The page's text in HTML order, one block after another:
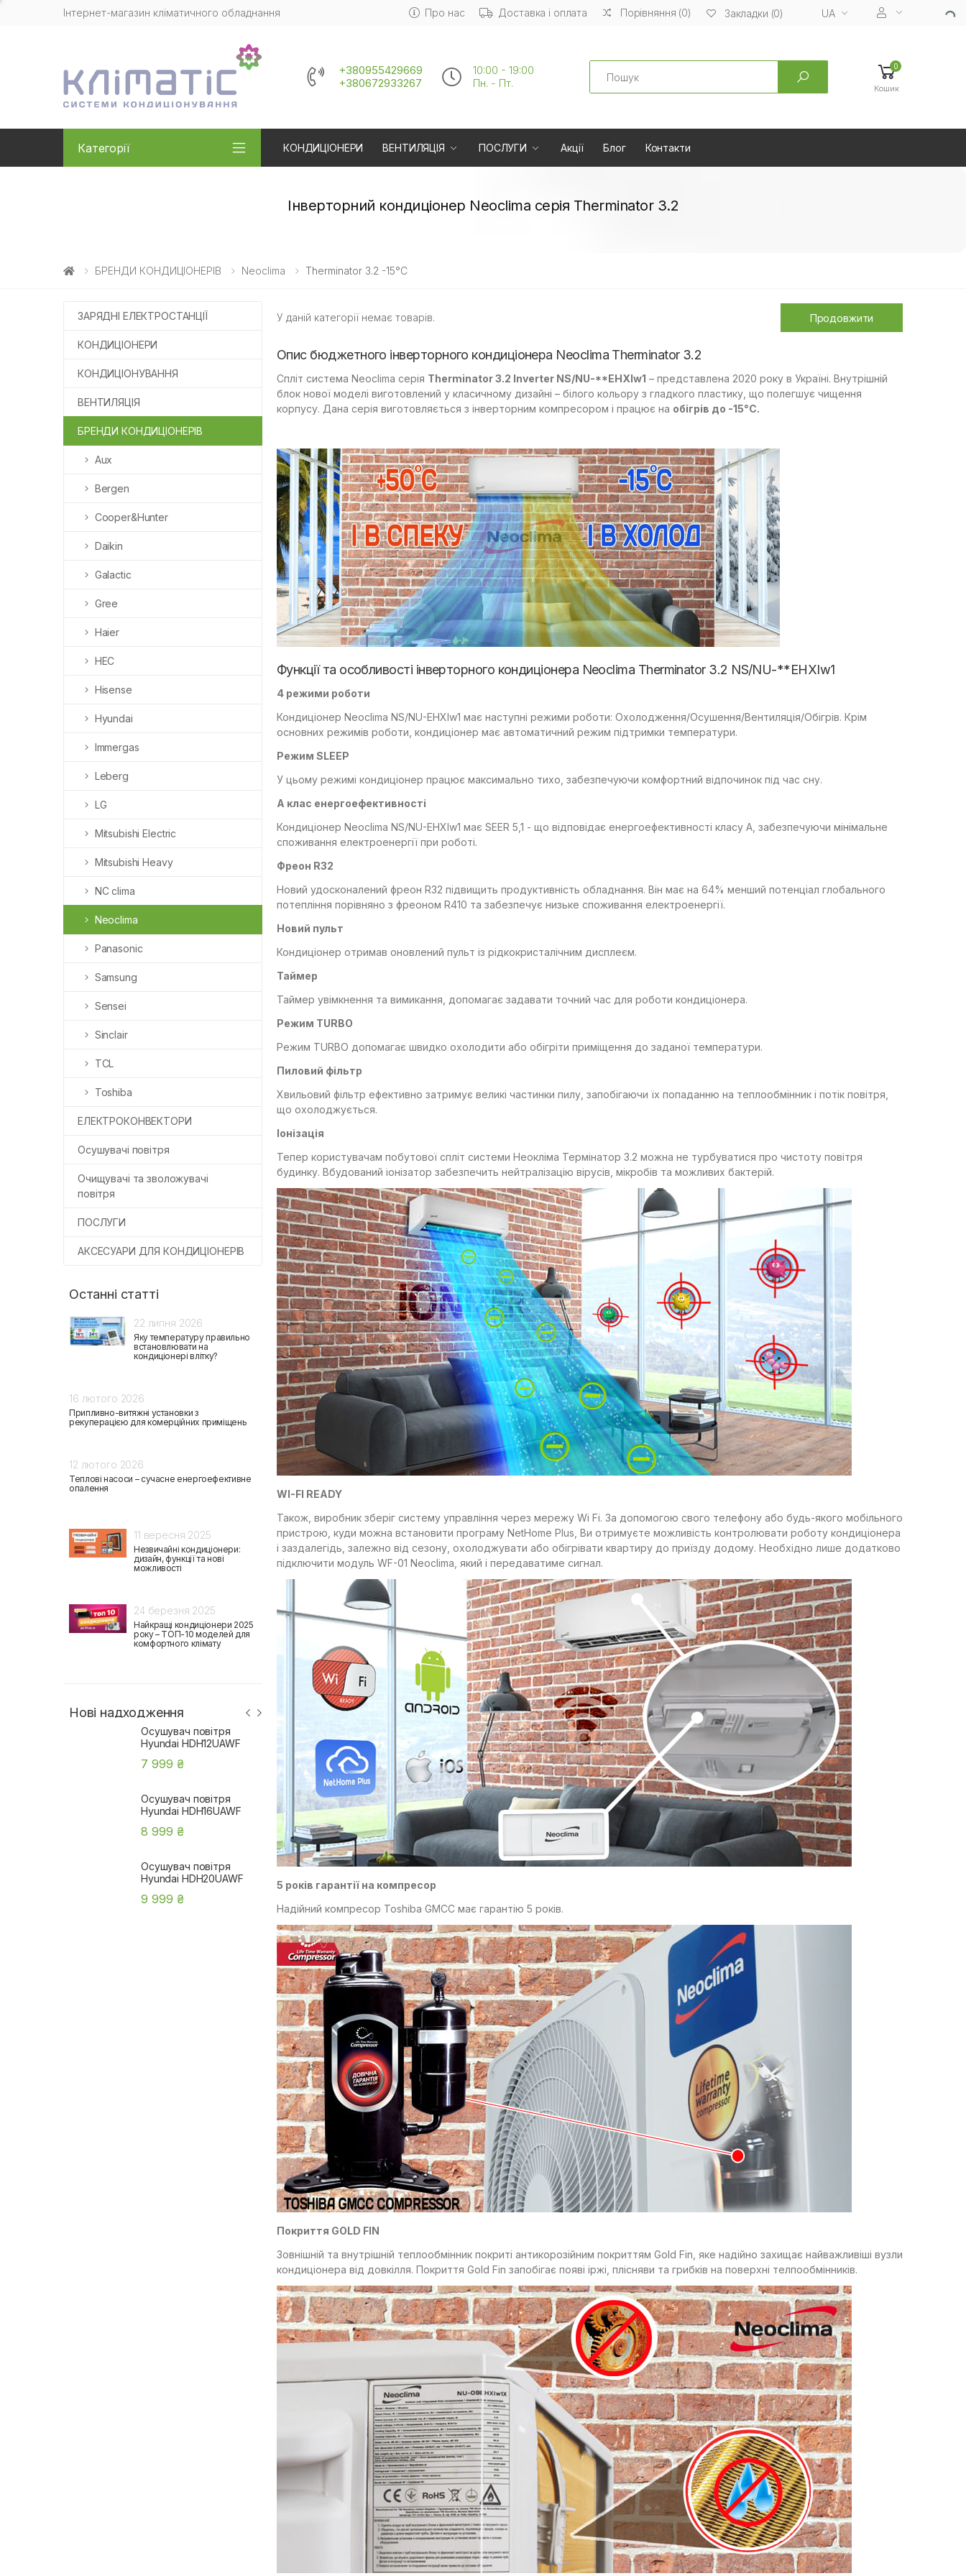
Інтернет-магазин кліматичного обладнання Про нас Доставка і оплата Порівняння (0) Закладки (0) UA
+380955429669
+380672933267
10:00 - 19:00
Пн. - Пт.
Search 0
Кошик
Категорії КОНДИЦІОНЕРИ ВЕНТИЛЯЦІЯ ПОСЛУГИ Акції Блог Контакти
Інверторний кондиціонер Neoclima серія Therminator 3.2
БРЕНДИ КОНДИЦІОНЕРІВ Neoclima Therminator 3.2 -15°C
ЗАРЯДНІ ЕЛЕКТРОСТАНЦІЇ
КОНДИЦІОНЕРИ
КОНДИЦІОНУВАННЯ
ВЕНТИЛЯЦІЯ
БРЕНДИ КОНДИЦІОНЕРІВ
Aux
Bergen
Cooper&Hunter
Daikin
Galactic
Gree
Haier
HEC
Hisense
Hyundai
Immergas
Leberg
LG
Mitsubishi Electric
Mitsubishi Heavy
NC clima
Neoclima
Panasonic
Samsung
Sensei
Sinclair
TCL
Toshiba
ЕЛЕКТРОКОНВЕКТОРИ
Осушувачі повітря
Очищувачі та зволожувачі
повітря
ПОСЛУГИ
АКСЕСУАРИ ДЛЯ КОНДИЦІОНЕРІВ
Останні статті
22 липня 2026
Яку температуру правильно
встановлювати на
кондиціонері влітку?
16 лютого 2026
Припливно-витяжні установки з
рекуперацією для комерційних приміщень
12 лютого 2026
Теплові насоси – сучасне енергоефективне
опалення
11 вересня 2025
Незвичайні кондиціонери:
дизайн, функції та нові
можливості
24 березня 2025
Найкращі кондиціонери 2025
року – ТОП-10 моделей для
комфортного клімату
Нові надходження
Осушувач повітря
Hyundai HDH12UAWF
7 999 ₴
Осушувач повітря
Hyundai HDH16UAWF
8 999 ₴
Осушувач повітря
Hyundai HDH20UAWF
9 999 ₴
Осушувач повітря
Hyundai HDH30UA
10 599 ₴
Рекуператор Prana -
150
15 996 ₴
Портативна зарядна
станція BLUETTI EB3A
600W
15 999 ₴
У даній категорії немає товарів. Продовжити
Опис бюджетного інверторного кондиціонера Neoclima Therminator 3.2
Спліт система Neoclima серія Therminator 3.2 Inverter NS/NU-**EHXIw1 – представлена 2020 року в Україні. Внутрішній
блок нової моделі виготовлений у класичному дизайні – білого кольору з гладкого пластику, що полегшує чищення
корпусу. Дана серія виготовляється з інверторним компресором і працює на обігрів до -15°С.
Функції та особливості інверторного кондиціонера Neoclima Therminator 3.2 NS/NU-**EHXIw1
4 режими роботи
Кондиціонер Neoclima NS/NU-EHXIw1 має наступні режими роботи: Охолодження/Осушення/Вентиляція/Обігрів. Крім
основних режимів роботи, кондиціонер має автоматичний режим підтримки температури.
Режим SLEEP
У цьому режимі кондиціонер працює максимально тихо, забезпечуючи комфортний відпочинок під час сну.
A клас енергоефективності
Кондиціонер Neoclima NS/NU-EHXIw1 має SEER 5,1 - що відповідає енергоефективності класу А, забезпечуючи мінімальне
споживання електроенергії при роботі.
Фреон R32
Новий удосконалений фреон R32 підвищить продуктивність обладнання. Він має на 64% менший потенціал глобального
потепління порівняно з фреоном R410 та забезпечує низьке споживання електроенергії.
Новий пульт
Кондиціонер отримав оновлений пульт із рідкокристалічним дисплеєм.
Таймер
Таймер увімкнення та вимикання, допомагає задавати точний час для роботи кондиціонера.
Режим TURBO
Режим TURBO допомагає швидко охолодити або обігріти приміщення до заданої температури.
Пиловий фільтр
Хвильовий фільтр ефективно затримує великі частинки пилу, запобігаючи їх попаданню на теплообмінник і потік повітря,
що охолоджується.
Іонізація
Тепер користувачам побутової спліт системи Неокліма Термінатор 3.2 можна не турбуватися про чистоту повітря
будинку. Вбудований іонізатор забезпечить нейтралізацію вірусів, мікробів та можливих бактерій.
WI-FI READY
Також, виробник зберіг систему управління через мережу Wi Fi. За допомогою свого телефону або будь-якого мобільного
пристрою, куди можна встановити програму NetHome Plus, Ви отримуєте можливість контролювати роботу кондиціонера
і заздалегідь, залежно від сезону, охолоджувати або обігрівати квартиру до приїзду додому. Необхідно лише додатково
підключити модуль WF-01 Neoclima, який і передаватиме сигнал.
5 років гарантії на компресор
Надійний компресор Toshiba GMCC має гарантію 5 років.
Покриття GOLD FIN
Зовнішній та внутрішній теплообмінник покриті антикорозійним покриттям Gold Fin, яке надійно захищає найважливіші вузли
кондиціонера від довкілля. Покриття Gold Fin запобігає появі іржі, плісняви та грибків на поверхні телпообмінників.